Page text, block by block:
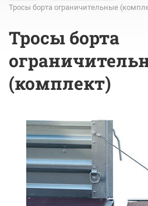
Тросы борта ограничительные
Тросы борта
(комплект)